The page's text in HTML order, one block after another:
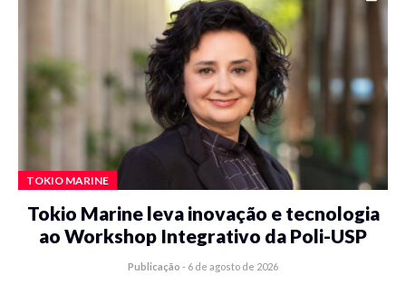
TOKIO MARINE
Tokio Marine leva inovação e tecnologia
ao Workshop Integrativo da Poli-USP
Publicação - 6 de agosto de 2026